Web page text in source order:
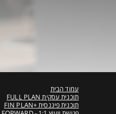
עמוד הבית
תוכנית עסקית FULL PLAN
תוכנית פיננסית +FIN PLAN